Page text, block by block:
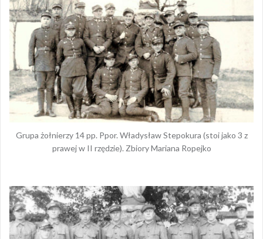
Grupa żołnierzy 14 pp. Ppor. Władysław Stepokura (stoi jako 3 z
prawej w II rzędzie). Zbiory Mariana Ropejko